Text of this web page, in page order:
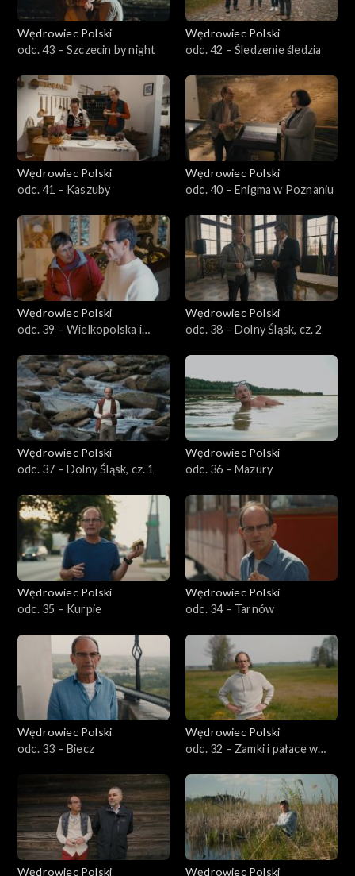
Wędrowiec Polski
odc. 43 – Szczecin by night
Wędrowiec Polski
odc. 42 – Śledzenie śledzia
Wędrowiec Polski
odc. 41 – Kaszuby
Wędrowiec Polski
odc. 40 – Enigma w Poznaniu
Wędrowiec Polski
odc. 39 – Wielkopolska i
Wędrowiec Polski
odc. 38 – Dolny Śląsk, cz. 2
Wędrowiec Polski
odc. 37 – Dolny Śląsk, cz. 1
Wędrowiec Polski
odc. 36 – Mazury
Wędrowiec Polski
odc. 35 – Kurpie
Wędrowiec Polski
odc. 34 – Tarnów
Wędrowiec Polski
odc. 33 – Biecz
Wędrowiec Polski
odc. 32 – Zamki i pałace w
Wędrowiec Polski
Wędrowiec Polski